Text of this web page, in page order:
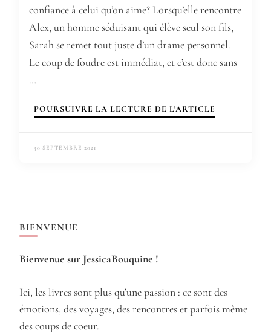
confiance à celui qu’on aime? Lorsqu’elle rencontre
Alex, un homme séduisant qui élève seul son fils,
Sarah se remet tout juste d’un drame personnel.
Le coup de foudre est immédiat, et c’est donc sans
…
POURSUIVRE LA LECTURE DE L'ARTICLE
30 SEPTEMBRE 2021
BIENVENUE
Bienvenue sur JessicaBouquine !
Ici, les livres sont plus qu’une passion : ce sont des
émotions, des voyages, des rencontres et parfois même
des coups de coeur.